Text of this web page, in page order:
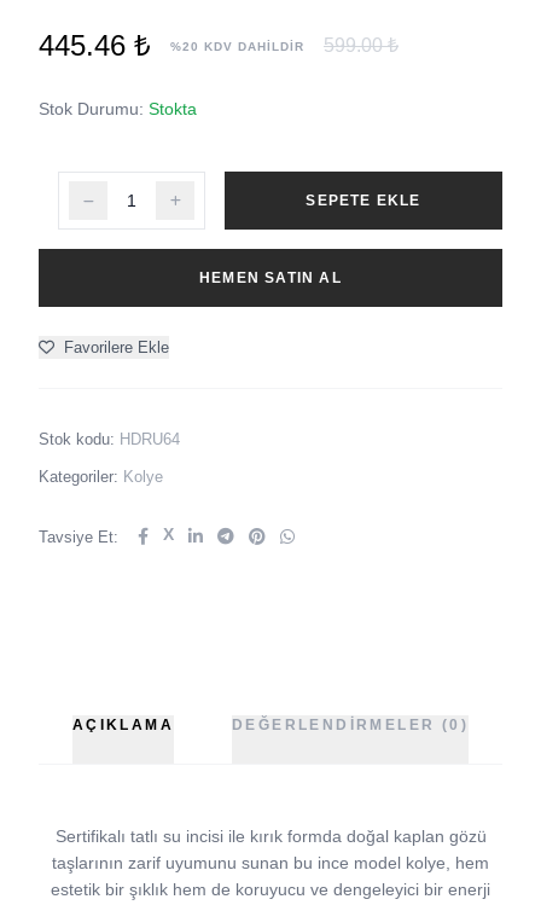
445.46 ₺ %20 KDV DAHİLDİR 599.00 ₺
Stok Durumu: Stokta
SEPETE EKLE
HEMEN SATIN AL
Favorilere Ekle
Stok kodu: HDRU64
Kategoriler: Kolye
Tavsiye Et: X
AÇIKLAMA DEĞERLENDIRMELER (0)
Sertifikalı tatlı su incisi ile kırık formda doğal kaplan gözü
taşlarının zarif uyumunu sunan bu ince model kolye, hem
estetik bir şıklık hem de koruyucu ve dengeleyici bir enerji